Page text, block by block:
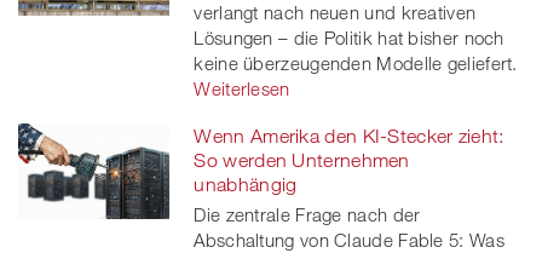
verlangt nach neuen und kreativen
Lösungen – die Politik hat bisher noch
keine überzeugenden Modelle geliefert.
Weiterlesen
Wenn Amerika den KI-Stecker zieht:
So werden Unternehmen
unabhängig
Die zentrale Frage nach der
Abschaltung von Claude Fable 5: Was